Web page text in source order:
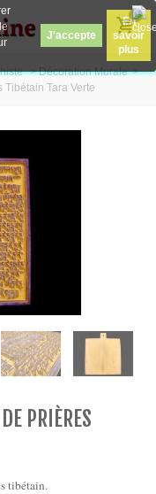
0
J'accepte
En
savoir
plus
> Décoration Murale >
Tibétain Tara Verte
PRIÈRES
tibétain.